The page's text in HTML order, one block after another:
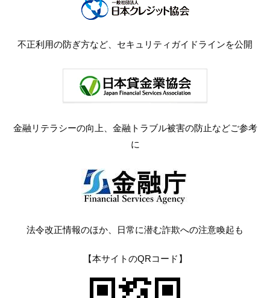
不正利用の防ぎ方など、セキュリティガイドラインを公開
金融リテラシーの向上、金融トラブル被害の防止などご参考
に
法令改正情報のほか、日常に潜む詐欺への注意喚起も
【本サイトのQRコード】